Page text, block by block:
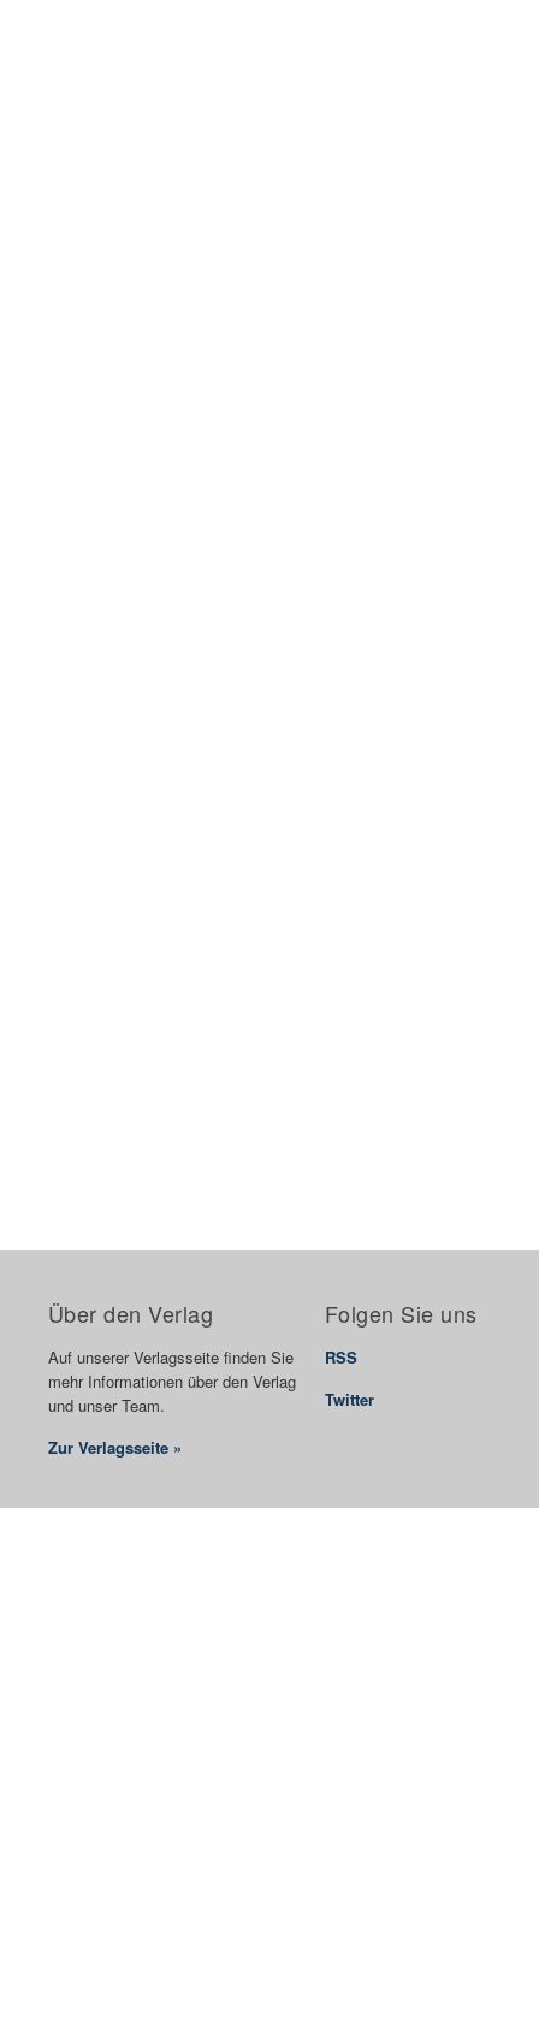
Über den Verlag
Auf unserer Verlagsseite finden Sie
mehr Informationen über den Verlag
und unser Team.
Zur Verlagsseite »
Folgen Sie uns
RSS
Twitter